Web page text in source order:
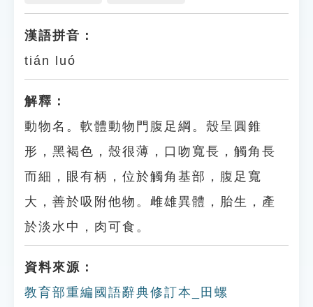
漢語拼音：
tián luó
解釋：
動物名。軟體動物門腹足綱。殼呈圓錐
形，黑褐色，殼很薄，口吻寬長，觸角長
而細，眼有柄，位於觸角基部，腹足寬
大，善於吸附他物。雌雄異體，胎生，產
於淡水中，肉可食。
資料來源：
教育部重編國語辭典修訂本_田螺